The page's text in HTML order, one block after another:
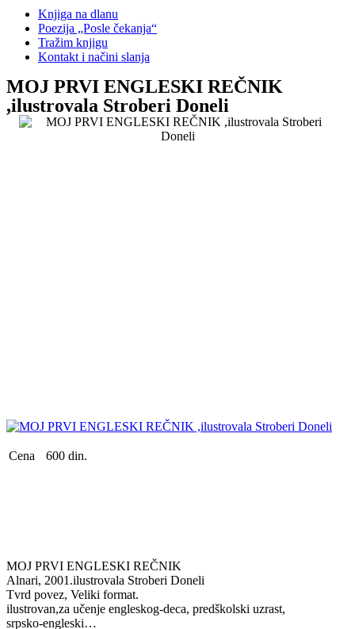
Knjiga na dlanu
Poezija „Posle čekanja“
Tražim knjigu
Kontakt i načini slanja
MOJ PRVI ENGLESKI REČNIK
,ilustrovala Stroberi Doneli
Cena 600 din.
MOJ PRVI ENGLESKI REČNIK
Alnari, 2001.ilustrovala Stroberi Doneli
Tvrd povez, Veliki format.
ilustrovan,za učenje engleskog-deca, predškolski uzrast,
srpsko-engleski…